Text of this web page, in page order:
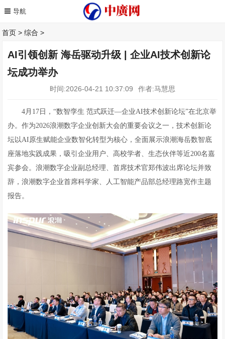
首页 >综合 >
AI引领创新 海岳驱动升级 | 企业AI技术创新论
坛成功举办
时间:2026-04-21 10:37:09 作者:马慧思
4月17日，“数智孪生 范式跃迁—企业AI技术创新论坛”在北京举
办。作为2026浪潮数字企业创新大会的重要会议之一，技术创新论
坛以AI原生赋能企业数智化转型为核心，全面展示浪潮海岳数智底
座落地实践成果，吸引企业用户、高校学者、生态伙伴等近200名嘉
宾参会。浪潮数字企业副总经理、首席技术官郑伟波出席论坛并致
辞，浪潮数字企业首席科学家、人工智能产品部总经理路宽作主题
报告。